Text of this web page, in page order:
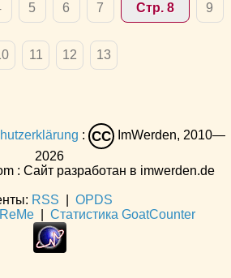
5 6 7 Стр. 8 9
11 12 13
: CC
ImWerden, 2010—
2026
: Сайт разработан в imwerden.de
RSS
OPDS
Статистика GoatCounter